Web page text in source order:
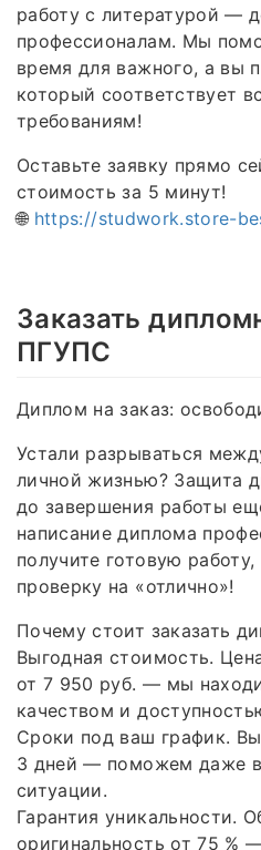
работу с литературой —
профессионалам. Мы
время для важного, а вы
который соответствует
требованиям!
Оставьте заявку прямо
стоимость за 5 минут!
🌐 https://studwork.store-
Заказать
ПГУПС
Диплом на заказ:
Устали разрываться
личной жизнью? Защита
до завершения работы
написание диплома
получите готовую
проверку на «отлично»!
Почему стоит заказать
Выгодная стоимость.
от 7 950 руб. — мы
качеством и
Сроки под ваш график.
3 дней — поможем даже
ситуации.
Гарантия уникальности.
оригинальность от 75 %